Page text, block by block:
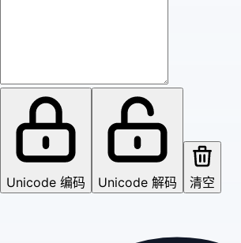
Unicode 编码 Unicode 解码 清空